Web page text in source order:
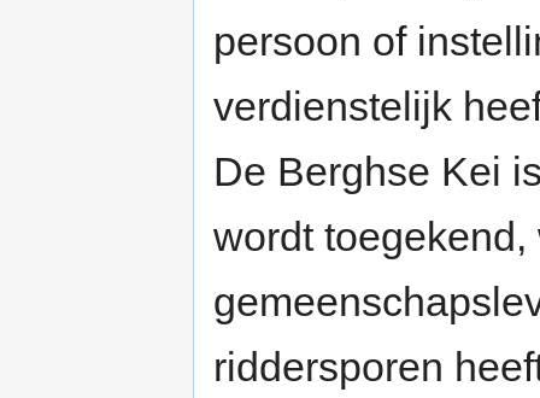
persoon of
verdienstelijk
De Berghse Kei
wordt
riddersporen